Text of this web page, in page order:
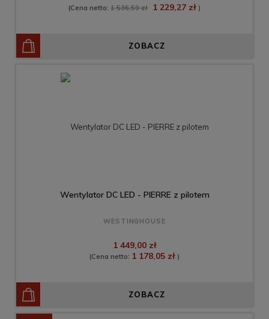
(Cena netto: 1 536,59 zł 1 229,27 zł )
ZOBACZ
Wentylator DC LED - PIERRE z pilotem
WESTINGHOUSE
1 449,00 zł
(Cena netto: 1 178,05 zł )
ZOBACZ